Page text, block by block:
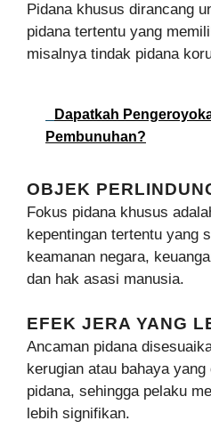
Pidana khusus dirancang
pidana tertentu yang
misalnya tindak pidana
Dapatkah
Pembunuhan?
OBJEK
Fokus pidana khusus
kepentingan tertentu yang
keamanan negara,
dan hak asasi manusia.
EFEK JERA YANG
Ancaman pidana
kerugian atau bahaya
pidana, sehingga pelaku
lebih signifikan.